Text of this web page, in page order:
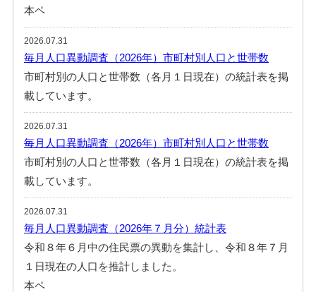
本ペ
2026.07.31
毎月人口異動調査（2026年）市町村別人口と世帯数
市町村別の人口と世帯数（各月１日現在）の統計表を掲
載しています。
2026.07.31
毎月人口異動調査（2026年）市町村別人口と世帯数
市町村別の人口と世帯数（各月１日現在）の統計表を掲
載しています。
2026.07.31
毎月人口異動調査（2026年７月分）統計表
令和８年６月中の住民票の異動を集計し、令和８年７月
１日現在の人口を推計しました。
本ペ